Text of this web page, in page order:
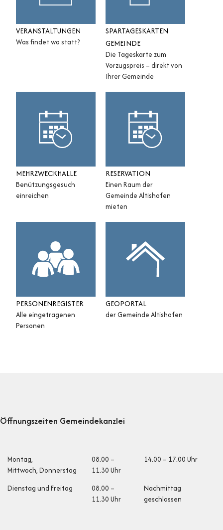
VERANSTALTUNGEN
Was findet wo statt?
SPARTAGESKARTEN
GEMEINDE
Die Tageskarte zum
Vorzugspreis – direkt von
Ihrer Gemeinde
MEHRZWECKHALLE
Benützungsgesuch
einreichen
RESERVATION
Einen Raum der
Gemeinde Altishofen
mieten
PERSONENREGISTER
Alle eingetragenen
Personen
GEOPORTAL
der Gemeinde Altishofen
Öffnungszeiten Gemeindekanzlei
Öffnungszeiten
Montag,
Mittwoch, Donnerstag
08.00 –
11.30 Uhr
14.00 – 17.00 Uhr
Dienstag und Freitag
08.00 –
11.30 Uhr
Nachmittag
geschlossen